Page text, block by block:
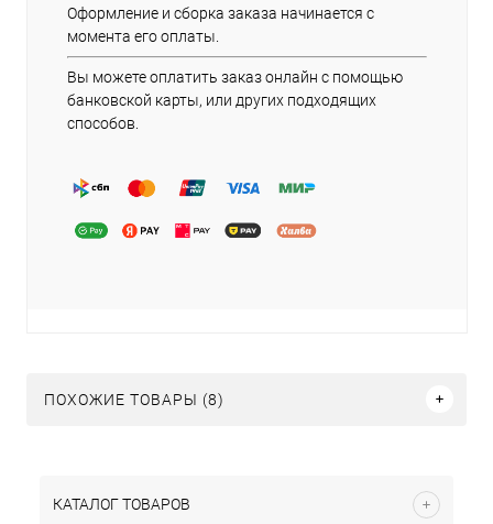
Оформление и сборка заказа начинается с
момента его оплаты.
Вы можете оплатить заказ онлайн с помощью
банковской карты, или других подходящих
способов.
ПОХОЖИЕ ТОВАРЫ (8)
КАТАЛОГ ТОВАРОВ